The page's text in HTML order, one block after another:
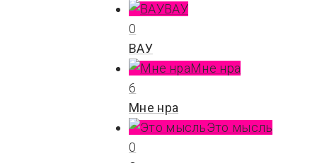
ВАУ
0
ВАУ
Мне нра
6
Мне нра
Это мысль
0